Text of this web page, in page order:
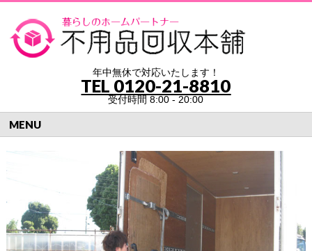
年中無休で対応いたします！
TEL 0120-21-8810
受付時間 8:00 - 20:00
MENU